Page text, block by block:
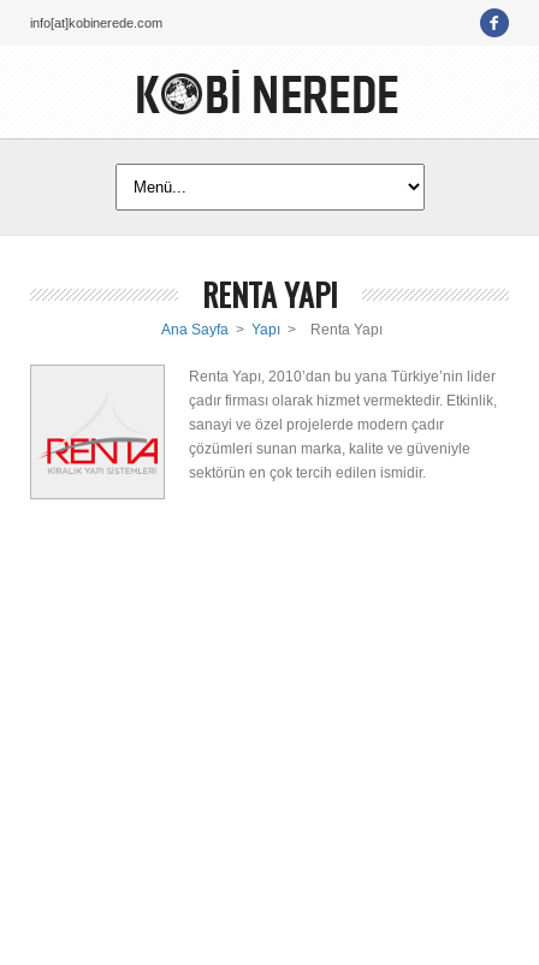
info[at]kobinerede.com
RENTA YAPI
Ana Sayfa> Yapı> Renta Yapı
Renta Yapı, 2010’dan bu yana Türkiye’nin lider
çadır firması olarak hizmet vermektedir. Etkinlik,
sanayi ve özel projelerde modern çadır
çözümleri sunan marka, kalite ve güveniyle
sektörün en çok tercih edilen ismidir.